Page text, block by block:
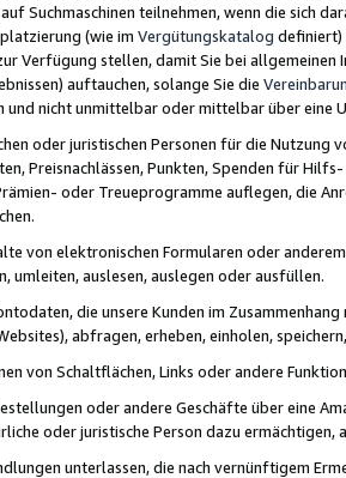
Suchmaschinen teilnehmen, wenn die sich
(wie im Vergütungskatalog definiert)
Verfügung stellen, damit Sie bei
auftauchen, solange Sie die
und nicht unmittelbar oder mittelbar über eine
oder juristischen Personen für die Nutzung
Preisnachlässen, Punkten, Spenden für
oder Treueprogramme auflegen, die
von elektronischen Formularen oder
umleiten, auslesen, auslegen oder ausfüllen.
die unsere Kunden im
abfragen, erheben, einholen,
von Schaltflächen, Links oder andere
oder andere Geschäfte über eine
oder juristische Person dazu
unterlassen, die nach vernünftigem